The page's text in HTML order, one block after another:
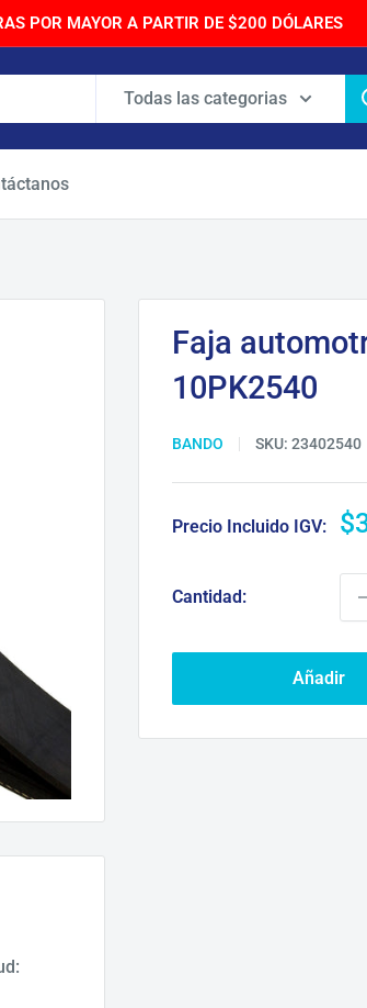
POR MAYOR A PARTIR DE $200 DÓLARES
Todas las categorias
Faja
10PK2540
BANDO SKU: 23402540
Precio Incluido IGV:
Cantidad:
Añadir